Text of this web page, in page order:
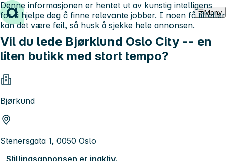
Hopp til innhold Meny
Vil du lede Bjørklund Oslo City -- en
liten butikk med stort tempo?
Bjørkund
Stenersgata 1, 0050 Oslo
Stillingsannonsen er inaktiv.
Denne informasjonen er hentet ut av kunstig intelligens
for å hjelpe deg å finne relevante jobber. I noen få tilfeller
kan det være feil, så husk å sjekke hele annonsen.